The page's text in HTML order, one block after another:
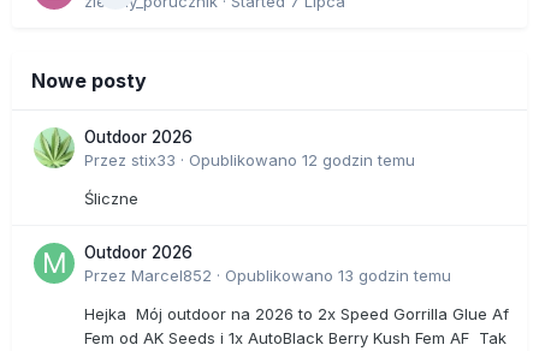
Nowe posty
Outdoor 2026
Przez stix33 · Opublikowano 12 godzin temu
Śliczne
Outdoor 2026
Przez Marcel852 · Opublikowano 13 godzin temu
Hejka Mój outdoor na 2026 to 2x Speed Gorrilla Glue Af
Fem od AK Seeds i 1x AutoBlack Berry Kush Fem AF Tak